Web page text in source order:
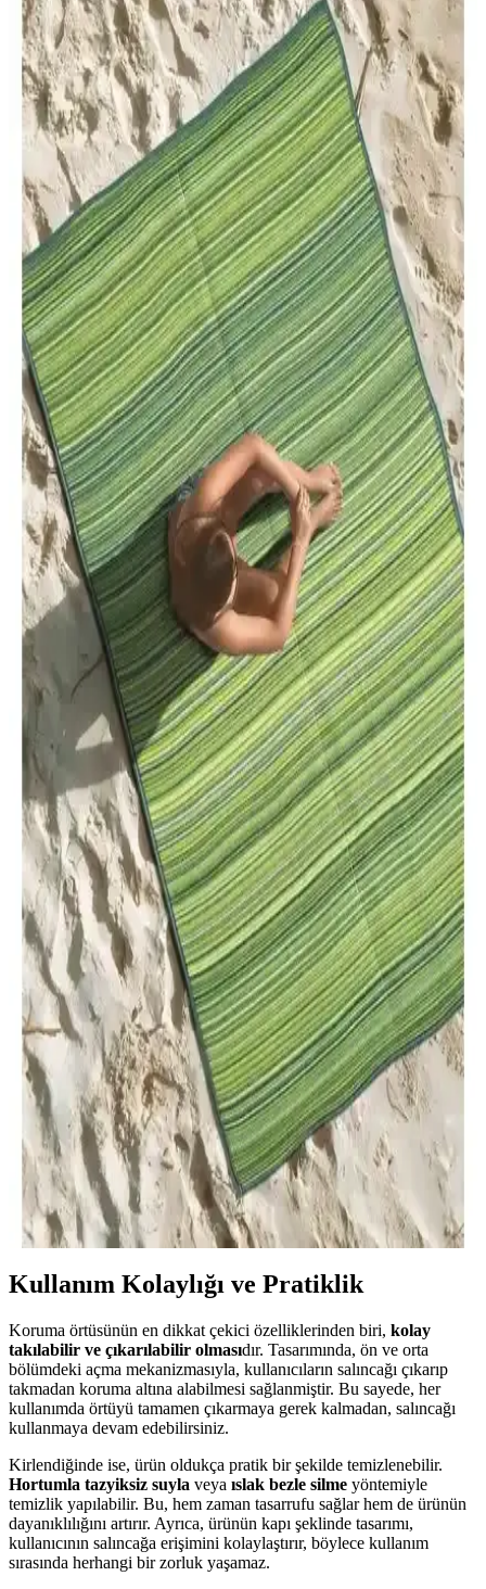
Bahçe ve Balkon İçin En İyi Oturma Takımları
Karşılaştırması ve Seçim Rehberi
İki popüler bahçe oturma takımı EVDEMO Deniz ve Monalin
Home Garden Elite'in özelliklerini, kullanıcı yorumlarını ve
karşılaştırmasını detaylı inceledik, doğru seçim yapmanız için
rehberlik sağlıyoruz.
Caretta Home ve Konfor Halı Savana 8805
Karşılaştırması Plaj ve Açık Alan Kullanımı İçin En
İyi Seçenekler
Caretta Home ve Konfor Halı Savana 8805, hafif ve dayanıklı, çok
amaçlı plaj halılarıdır. Her ikisi de kolay taşınabilir ve temizliği
pratiktir, farklı özellikleriyle kullanıcıların tercihini belirliyor.
Stilmax 24V 5AH 2000W Çift Akülü Dal Kesme
Testere ile Güçlü ve Pratik Bahçe Kesim Çözümü
Güçlü 2000W motor ve çift 24V akü ile uzun süreli ve kolay bahçe
kesimleri sağlayan Stilmax dal testeresi, ergonomik tasarımı ve
güvenlik özellikleriyle öne çıkar.
Plastik Piknik Hasırları Karşılaştırması 180x270 ve
180x380 cm Modelleri
İki farklı boyutta plastik piknik hasırını detaylı karşılaştırıyoruz.
Uzun ömür, kullanım alanları ve kullanıcı yorumlarıyla ilgili bilgiler
içerir.
Mandella Zeugma 70x120 Golf Koltuk ve Masa
Takımı: Estetik ve Dayanıklı Dış Mekan Mobilyası
Mandella Zeugma 70x120 Golf Koltuk ve masa takımı, dayanıklı
malzeme ve şık tasarımıyla iç ve dış mekanlarda ideal kullanım
sunar, uzun ömür ve kolay bakım sağlar.
Toru Bahçe Beyaz Pomza 5 Lt ile Akıllı Toprak Torf
50 Lt Karşılaştırması Özellikler ve Kullanım
Bu karşılaştırmada Beyaz Pomza 5 Lt ile Akıllı Toprak Torf 50 Lt
arasındaki gözenekli yapı, su tutma-drenaj dengesi, pH ve içerik
farkları verilerle ele alınır; kullanım alanları ve kullanıcı yorumlarıyla
her iki ürünün avantajları ve sınırlılıkları özetlenir.
Gölge Alanlarda Fonksiyonel ve Estetik Kullanım
Önerileri ile Mekan Planlama
Gölge alanlar, doğru bitki seçimi ve tasarım önerileriyle estetik ve
kullanışlı mekanlara dönüşebilir. Sıcak küvet, dinlenme köşeleri ve
gölge bahçeleri bu alanların potansiyelini artırır.
Konfor Halı Katlanabilir ve Savana 8812: Çok
Amaçlı Plaj ve Piknik Halıları İncelemesi
İki farklı konfor halısı modeli, dayanıklılık, kullanım alanları ve
taşıma kolaylığı açısından detaylı analiz edilerek karşılaştırıldı.
Ürünlerin özellikleri ve kullanıcı deneyimleri özetleniyor.
Kullanım Kolaylığı ve Pratiklik
Koruma örtüsünün en dikkat çekici özelliklerinden biri, kolay
takılabilir ve çıkarılabilir olmasıdır. Tasarımında, ön ve orta
bölümdeki açma mekanizmasıyla, kullanıcıların salıncağı çıkarıp
takmadan koruma altına alabilmesi sağlanmiştir. Bu sayede, her
kullanımda örtüyü tamamen çıkarmaya gerek kalmadan, salıncağı
kullanmaya devam edebilirsiniz.
Kirlendiğinde ise, ürün oldukça pratik bir şekilde temizlenebilir.
Hortumla tazyiksiz suyla veya ıslak bezle silme yöntemiyle
temizlik yapılabilir. Bu, hem zaman tasarrufu sağlar hem de ürünün
dayanıklılığını artırır. Ayrıca, ürünün kapı şeklinde tasarımı,
kullanıcının salıncağa erişimini kolaylaştırır, böylece kullanım
sırasında herhangi bir zorluk yaşamaz.